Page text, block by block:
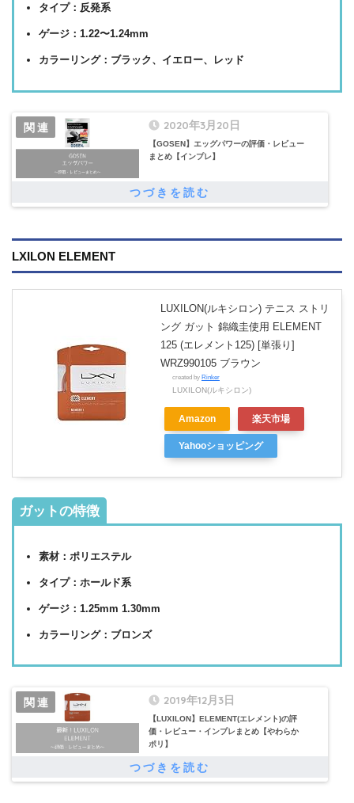
タイプ：反発系
ゲージ：1.22〜1.24mm
カラーリング：ブラック、イエロー、レッド
2020年3月20日
【GOSEN】エッグパワーの評価・レビュー
まとめ【インプレ】
LXILON ELEMENT
LUXILON(ルキシロン) テニス ストリ
ング ガット 錦織圭使用 ELEMENT
125 (エレメント125) [単張り]
WRZ990105 ブラウン
created by Rinker
LUXILON(ルキシロン)
Amazon 楽天市場
Yahooショッピング
ガットの特徴
素材：ポリエステル
タイプ：ホールド系
ゲージ：1.25mm 1.30mm
カラーリング：ブロンズ
2019年12月3日
【LUXILON】ELEMENT(エレメント)の評
価・レビュー・インプレまとめ【やわらか
ポリ】